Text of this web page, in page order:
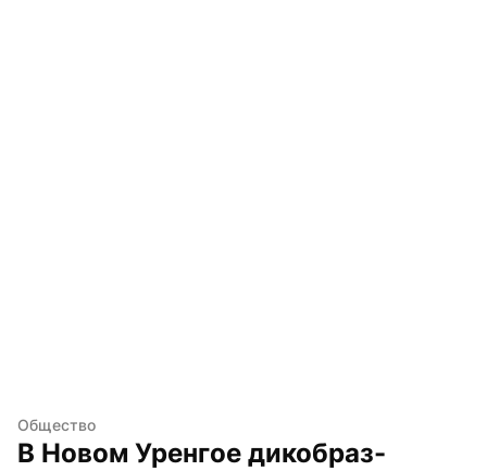
Общество
В Новом Уренгое дикобраз-